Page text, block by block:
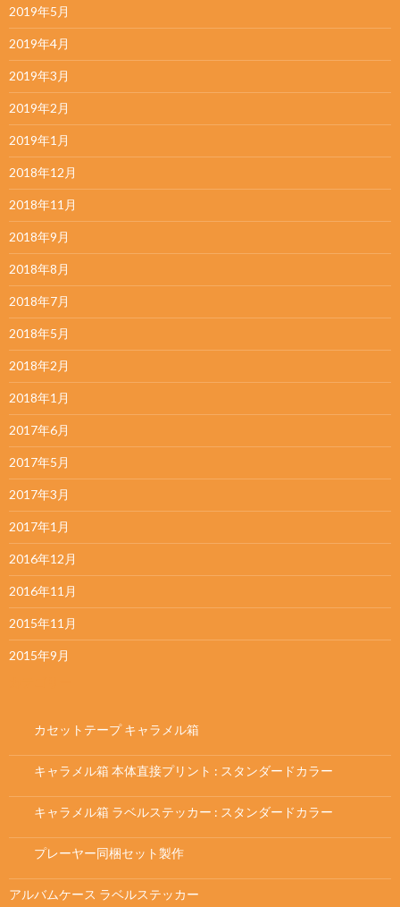
2019年5月
2019年4月
2019年3月
2019年2月
2019年1月
2018年12月
2018年11月
2018年9月
2018年8月
2018年7月
2018年5月
2018年2月
2018年1月
2017年6月
2017年5月
2017年3月
2017年1月
2016年12月
2016年11月
2015年11月
2015年9月
カセットテープ キャラメル箱
キャラメル箱 本体直接プリント : スタンダードカラー
キャラメル箱 ラベルステッカー : スタンダードカラー
プレーヤー同梱セット製作
アルバムケース ラベルステッカー